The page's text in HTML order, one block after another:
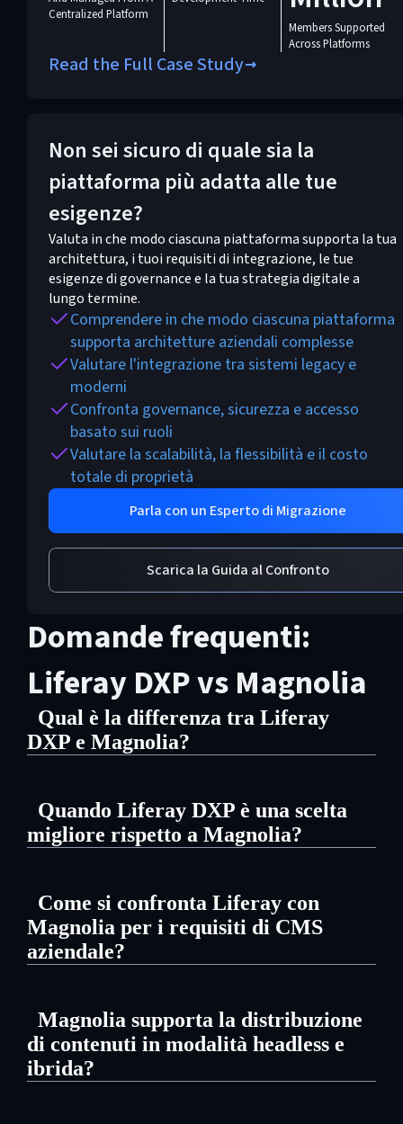
Centralized Platform
Members Supported
Across Platforms
Read the Full Case Study
Non sei sicuro di quale sia la
piattaforma più adatta alle tue
esigenze?
Valuta in che modo ciascuna piattaforma supporta la tua
architettura, i tuoi requisiti di integrazione, le tue
esigenze di governance e la tua strategia digitale a
lungo termine.
Comprendere in che modo ciascuna piattaforma
supporta architetture aziendali complesse
Valutare l'integrazione tra sistemi legacy e
moderni
Confronta governance, sicurezza e accesso
basato sui ruoli
Valutare la scalabilità, la flessibilità e il costo
totale di proprietà
Parla con un Esperto di Migrazione
Scarica la Guida al Confronto
Domande frequenti:
Liferay DXP vs Magnolia
Qual è la differenza tra Liferay
DXP e Magnolia?
unificata progettata per portali
aziendali, integrazione ed
mentre Magnolia si concentra
principalmente sulla gestione dei
contenuti e sulle esperienze digitali
componibili.
Quando Liferay DXP è una scelta
migliore rispetto a Magnolia?
le organizzazioni che necessitano di
portali aziendali, forte governance,
accesso basato sui ruoli e
integrazione profonda con i sistemi
aziendali.
Come si confronta Liferay con
Magnolia per i requisiti di CMS
aziendale?
aziendale più ampia che include
capacità di CMS, portali e
integrazione, mentre Magnolia si
Magnolia supporta la distribuzione
di contenuti in modalità headless e
ibrida?